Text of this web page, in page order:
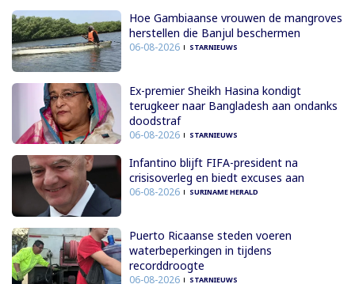
Hoe Gambiaanse vrouwen de mangroves
herstellen die Banjul beschermen
06-08-2026 STARNIEUWS
Ex-premier Sheikh Hasina kondigt
terugkeer naar Bangladesh aan ondanks
doodstraf
06-08-2026 STARNIEUWS
Infantino blijft FIFA-president na
crisisoverleg en biedt excuses aan
06-08-2026 SURINAME HERALD
Puerto Ricaanse steden voeren
waterbeperkingen in tijdens
recorddroogte
06-08-2026 STARNIEUWS